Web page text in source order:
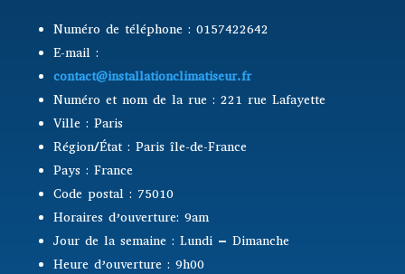
Numéro de téléphone : 0157422642
E-mail :
contact@installationclimatiseur.fr
Numéro et nom de la rue : 221 rue Lafayette
Ville : Paris
Région/État : Paris île-de-France
Pays : France
Code postal : 75010
Horaires d’ouverture: 9am
Jour de la semaine : Lundi – Dimanche
Heure d’ouverture : 9h00